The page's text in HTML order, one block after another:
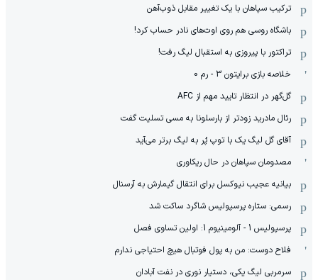
ترکیب سپاهان با یک تغییر مقابل ذوب‌آهن
باشگاه روسی هم روی اوت‌های نادر حساب کرد!
تراکتور با پیروزی به استقبال لیگ رفت!
خلاصه بازی برایتون 3 - رم 0
گل‌گهر در انتظار تایید مهم از ‌AFC
رئال مادرید زودتر از بارسلونا به مسی تسلیت گفت
آقای گل لیگ یک با توپ پُر به لیگ برتر می‌آید
مصدومان سپاهان در حال ریکاوری
بیانیه عجیب نیوکسل برای انتقال گیمارش به آرسنال
رسمی: ستاره پرسپولیس شاگرد ساکت شد
پرسپولیس 1 - آلومینیوم 1: اولین تساوی فصل
فلاح دوست: من به پول فوتبال هیچ احتیاجی ندارم
سرمربی لیگ یکی، دستیار نوری در نفت آبادان